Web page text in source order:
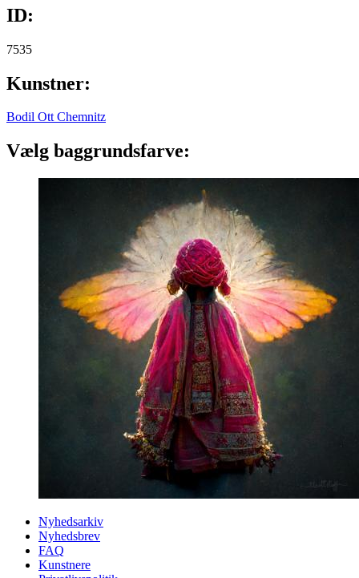
ID:
7535
Kunstner:
Bodil Ott Chemnitz
Vælg baggrundsfarve:
Nyhedsarkiv
Nyhedsbrev
FAQ
Kunstnere